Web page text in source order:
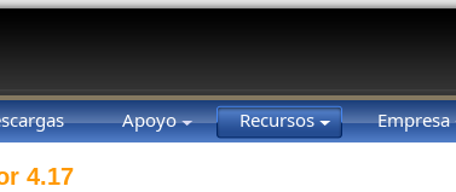
Apoyo Recursos Empresa
4.17